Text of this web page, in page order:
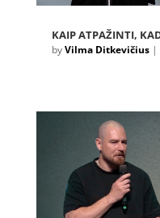
KAIP ATPAŽINTI,
byVilma Ditkevičius|